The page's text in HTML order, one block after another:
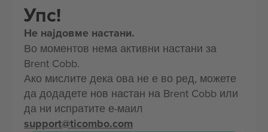
Упс!
Не најдовме настани.
Во моментов нема активни настани за
Brent Cobb.
Ако мислите дека ова не е во ред, можете
да додадете нов настан на Brent Cobb или
да ни испратите е-маил
support@ticombo.com